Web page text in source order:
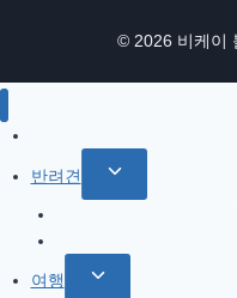
© 2026 비케이
반려견
Toggle
child
여행
Toggle